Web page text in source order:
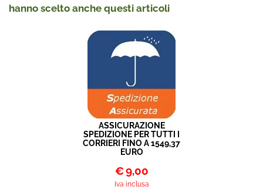
hanno scelto anche questi articoli
ASSICURAZIONE
SPEDIZIONE PER TUTTI I
CORRIERI FINO A 1549,37
EURO
€9,00
Iva inclusa